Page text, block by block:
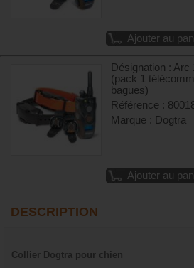
Ajouter au
Désignation :
(pack 1
bagues)
Référence :
Marque : Dogtra
Ajouter au
DESCRIPTION
Collier Dogtra pour chien